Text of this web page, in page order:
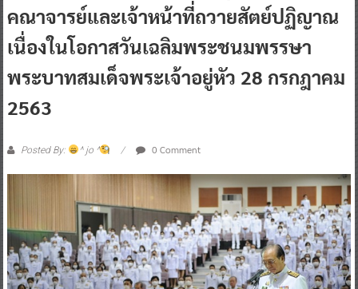
คณาจารย์และเจ้าหน้าที่ถวายสัตย์ปฏิญาณ
เนื่องในโอกาสวันเฉลิมพระชนมพรรษา
พระบาทสมเด็จพระเจ้าอยู่หัว 28 กรกฎาคม
2563
Posted By: ^ jo ^ 0 Comment